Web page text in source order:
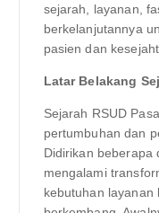
sejarah, layanan,
berkelanjutannya
pasien dan
Latar Belakang
Sejarah RSUD
pertumbuhan dan
Didirikan beberapa
mengalami
kebutuhan